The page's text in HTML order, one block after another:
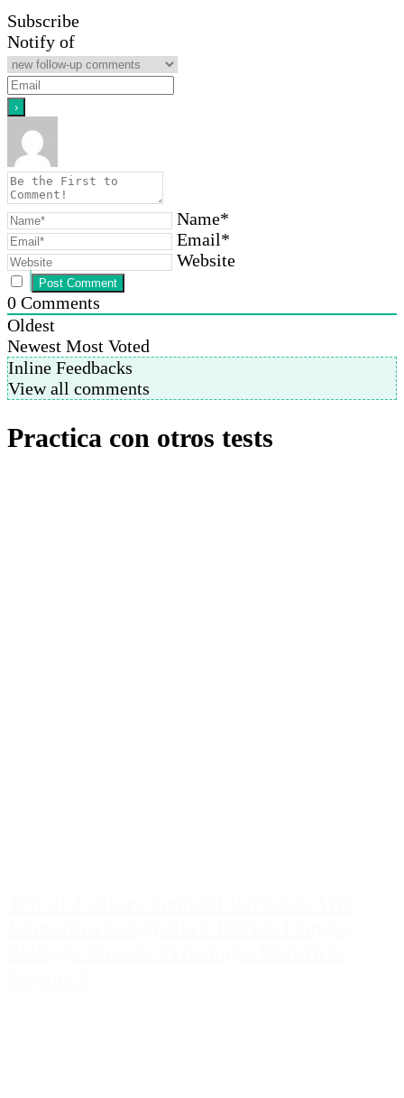
Subscribe
Notify of
Name*
Email*
Website
0 Comments
Oldest
Newest Most Voted
Inline Feedbacks
View all comments
Practica con otros tests